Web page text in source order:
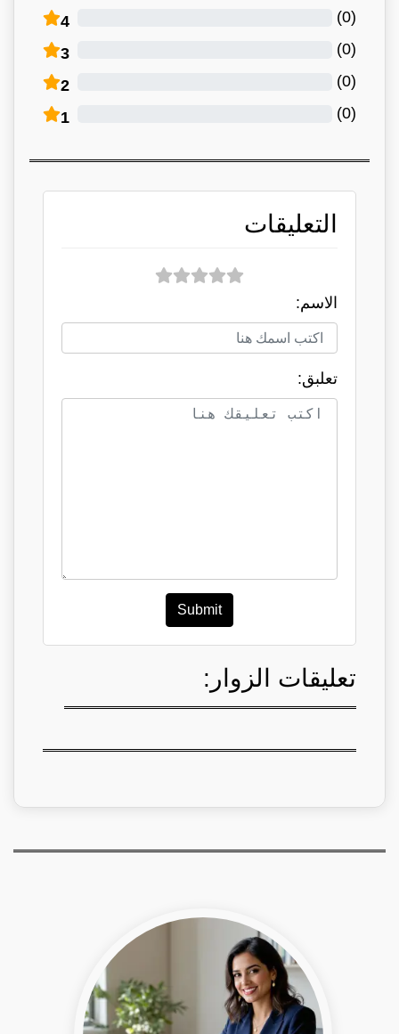
4 (
0
)
3 (
0
)
2 (
0
)
1 (
0
)
التعليقات
الاسم:
تعلبق:
Submit
تعليقات الزوار: